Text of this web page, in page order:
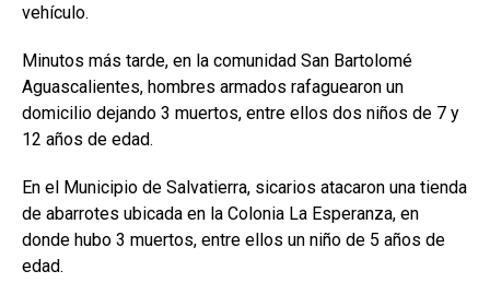
vehículo.
Minutos más tarde, en la comunidad San Bartolomé
Aguascalientes, hombres armados rafaguearon un
domicilio dejando 3 muertos, entre ellos dos niños de 7 y
12 años de edad.
En el Municipio de Salvatierra, sicarios atacaron una tienda
de abarrotes ubicada en la Colonia La Esperanza, en
donde hubo 3 muertos, entre ellos un niño de 5 años de
edad.